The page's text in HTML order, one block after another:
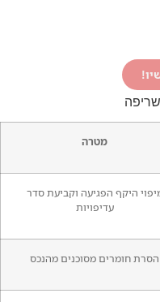
מטרה
היקף הפגיעה וקביעת סדר
עדיפויות
הסרת חומרים מסוכנים מהנכס